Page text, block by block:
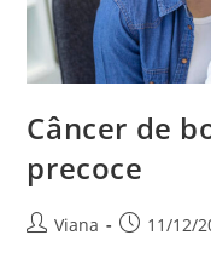
Câncer de
precoce
Viana 11/12/